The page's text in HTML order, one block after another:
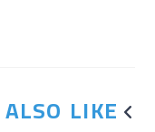
LIKE